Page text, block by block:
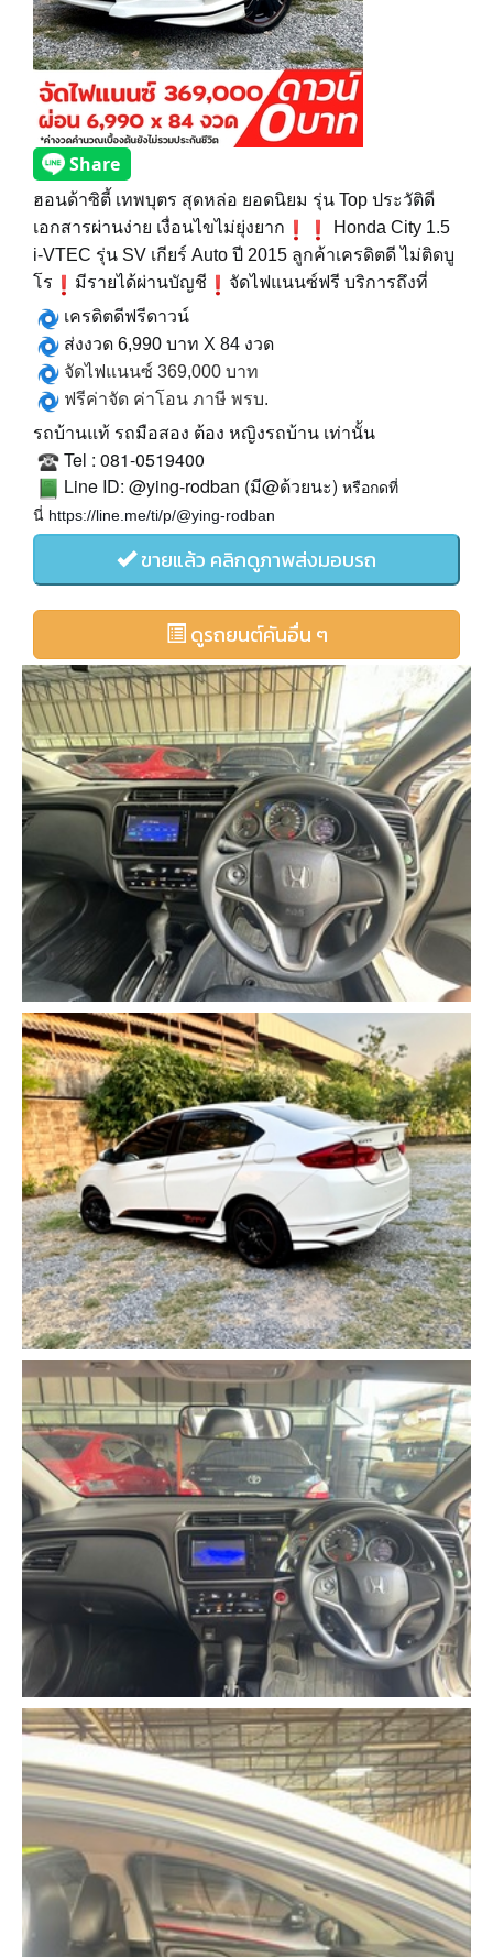
ฮอนด้าซิตี้ เทพบุตร สุดหล่อ ยอดนิยม รุ่น Top ประวัติดี
เอกสารผ่านง่าย เงื่อนไขไม่ยุ่งยาก
Honda City 1.5
i-VTEC รุ่น SV เกียร์ Auto ปี 2015 ลูกค้าเครดิตดีไม่ติดบู
โร
มีรายได้ผ่านบัญชี
จัดไฟแนนซ์ฟรี บริการถึงที่
เครดิตดีฟรีดาวน์
ส่งงวด 6,990 บาท X 84 งวด
จัดไฟแนนซ์ 369,000 บาท
ฟรีค่าจัด ค่าโอน ภาษี พรบ.
รถบ้านแท้ รถมือสอง ต้อง หญิงรถบ้าน เท่านั้น
Tel : 081-0519400
Line ID: @ying-rodban (มี@ด้วยนะ) หรือกดที่
นี่ https://line.me/ti/p/@ying-rodban
ขายแล้ว คลิกดูภาพส่งมอบรถ
ดูรถยนต์คันอื่น ๆ